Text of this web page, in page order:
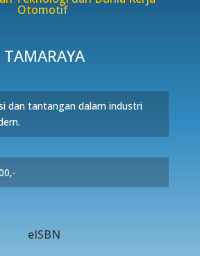
Otomotif
TAMARAYA
dan tantangan dalam industri
eISBN